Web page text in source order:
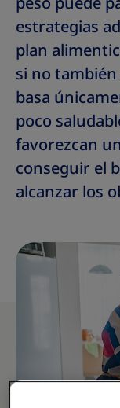
estrategias
plan
si no
basa
poco
favorezcan
conseguir el
alcanzar los